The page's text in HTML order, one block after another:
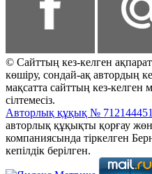
© Сайттың кез-келген
көшіру, сондай-ақ автордың
мақсатта сайттың кез-келген
сілтемесіз.
Авторлық құқық № 712144451
авторлық құқықты қорғау
компаниясында тіркелген
кепілдік берілген.